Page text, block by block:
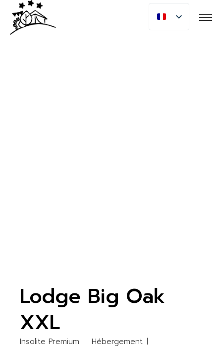
Lodge Big Oak
XXL
Insolite Premium
Hébergement